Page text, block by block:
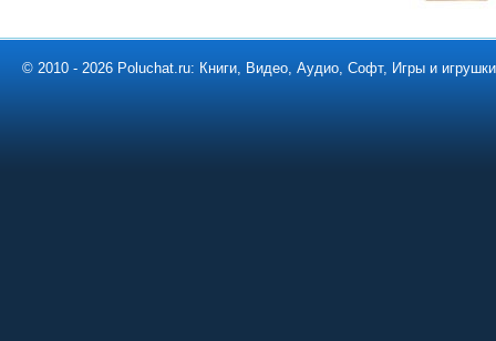
© 2010 - 2026 Poluchat.ru: Книги, Видео, Аудио, Софт, Игры и